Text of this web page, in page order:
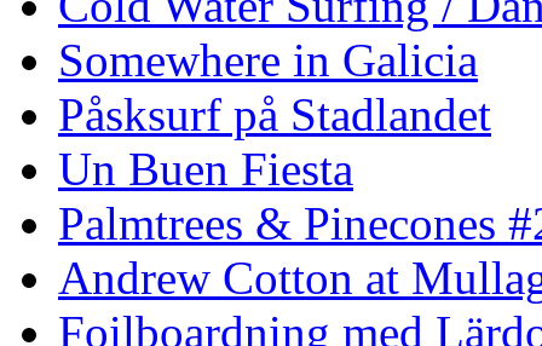
Somewhere in Galicia
Påsksurf på Stadlandet
Un Buen Fiesta
Palmtrees & Pinecones
Andrew Cotton at
Foilboardning med